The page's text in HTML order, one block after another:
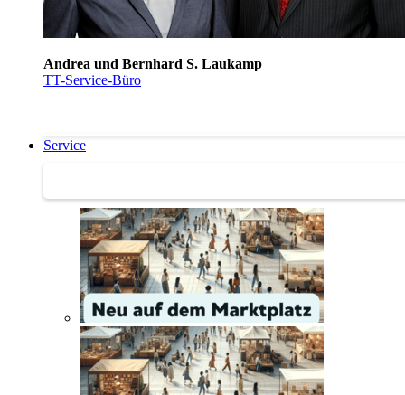
Andrea und Bernhard S. Laukamp
TT-Service-Büro
Service